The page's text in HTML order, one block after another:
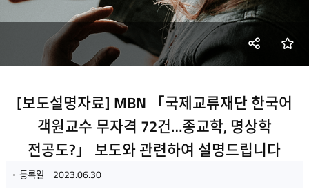
SNS
[보도설명자료] MBN 「국제교류재단 한국어
객원교수 무자격 72건…종교학, 명상학
전공도?」 보도와 관련하여 설명드립니다
등록일 2023.06.30